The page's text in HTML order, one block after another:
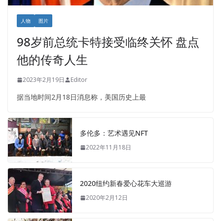
人物 图片
98岁前总统卡特接受临终关怀 盘点
他的传奇人生
2023年2月19日 Editor
据当地时间2月18日消息称，美国历史上最
多伦多：艺术遇见NFT
2022年11月18日
2020纽约新春爱心花车大巡游
2020年2月12日